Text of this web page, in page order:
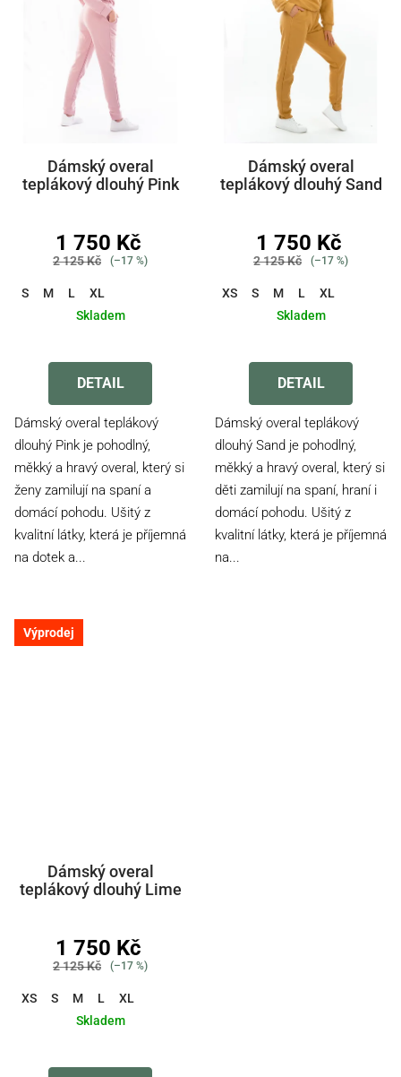
Dámský overal
teplákový dlouhý Pink
1 750 Kč
2 125 Kč (–17 %)
S M L
XL
Skladem
hodnocení
produktu
4,2
5
hvězdiček.
DETAIL
Dámský overal teplákový
dlouhý Pink je pohodlný,
měkký a hravý overal, který si
ženy zamilují na spaní a
domácí pohodu. Ušitý z
kvalitní látky, která je příjemná
na dotek a...
Dámský overal
teplákový dlouhý Sand
1 750 Kč
2 125 Kč (–17 %)
XS S M L
XL
Skladem
DETAIL
Dámský overal teplákový
dlouhý Sand je pohodlný,
měkký a hravý overal, který si
děti zamilují na spaní, hraní i
domácí pohodu. Ušitý z
kvalitní látky, která je příjemná
na...
Výprodej
Dámský overal
teplákový dlouhý Lime
1 750 Kč
2 125 Kč (–17 %)
XS S M L
XL
Skladem
hodnocení